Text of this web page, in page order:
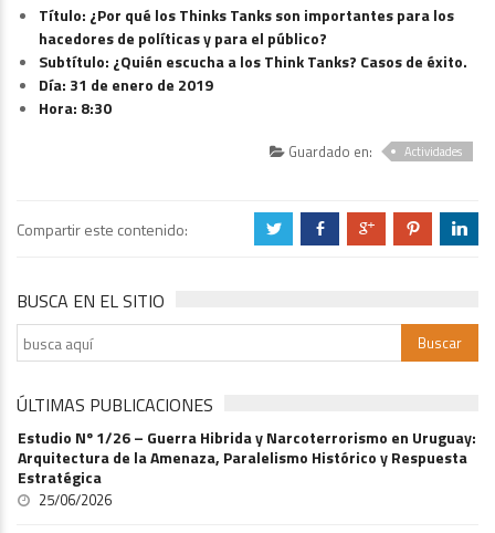
Título: ¿Por qué los Thinks Tanks son importantes para los
hacedores de políticas y para el público?
Subtítulo: ¿Quién escucha a los Think Tanks? Casos de éxito.
Día: 31 de enero de 2019
Hora: 8:30
Guardado en: Actividades
Compartir este contenido: a b c d j
BUSCA EN EL SITIO
ÚLTIMAS PUBLICACIONES
Estudio Nº 1/26 – Guerra Hibrida y Narcoterrorismo en Uruguay:
Arquitectura de la Amenaza, Paralelismo Histórico y Respuesta
Estratégica
25/06/2026